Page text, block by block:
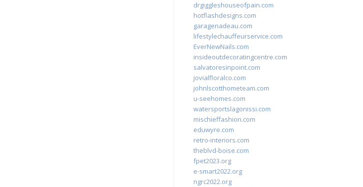
drgiggleshouseofpain.com
hotflashdesigns.com
garagenadeau.com
lifestylechauffeurservice.com
EverNewNails.com
insideoutdecoratingcentre.com
salvatoresinpoint.com
jovialfloralco.com
johnlscotthometeam.com
u-seehomes.com
watersportslagonissi.com
mischieffashion.com
eduwyre.com
retro-interiors.com
theblvd-boise.com
fpet2023.org
e-smart2022.org
ngrc2022.org